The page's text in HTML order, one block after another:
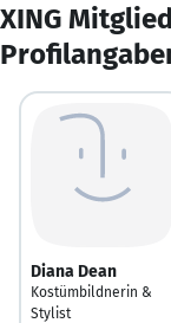
XING
Diana Dean
Kostümbildnerin &
Stylist